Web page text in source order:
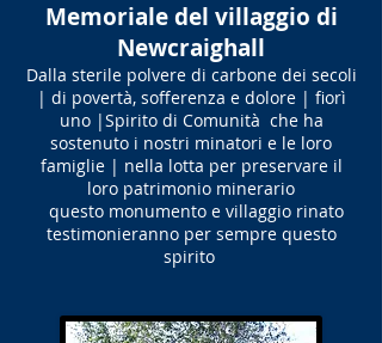
Memoriale del villaggio di
Newcraighall
Dalla sterile polvere di carbone dei secoli
| di povertà, sofferenza e dolore | fiorì
uno |Spirito di Comunità che ha
sostenuto i nostri minatori e le loro
famiglie | nella lotta per preservare il
loro patrimonio minerario
questo monumento e villaggio rinato
testimonieranno per sempre questo
spirito